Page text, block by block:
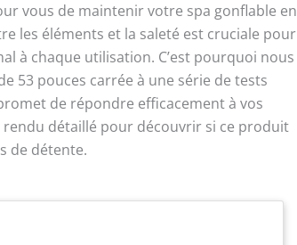
vous de maintenir votre spa gonflable en
les éléments et la saleté est cruciale pour
à chaque utilisation. C’est pourquoi nous
53 pouces carrée à une série de tests
de répondre efficacement à vos
rendu détaillé pour découvrir si ce produit
de détente.